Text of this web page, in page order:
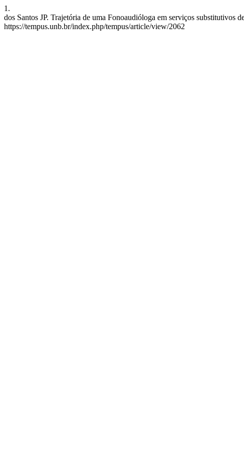
1.
dos Santos JP. Trajetória de uma Fonoaudióloga em serviços
https://tempus.unb.br/index.php/tempus/article/view/2062